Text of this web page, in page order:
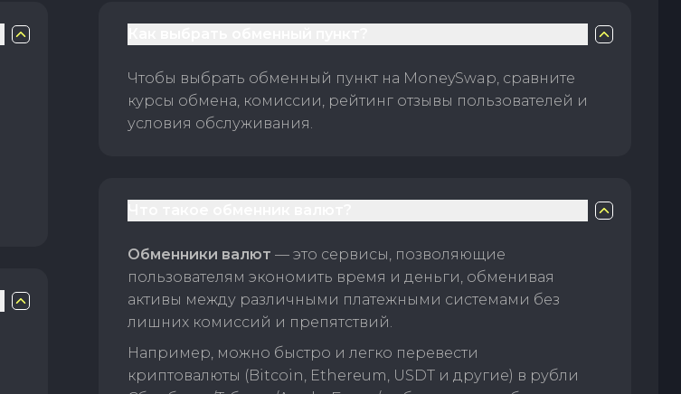
Чтобы выбрать обменный пункт на MoneySwap, сравните
курсы обмена, комиссии, рейтинг отзывы пользователей и
условия обслуживания.
Обменники валют — это сервисы, позволяющие
пользователям экономить время и деньги, обменивая
активы между различными платежными системами без
лишних комиссий и препятствий.
Например, можно быстро и легко перевести
криптовалюты (Bitcoin, Ethereum, USDT и другие) в рубли